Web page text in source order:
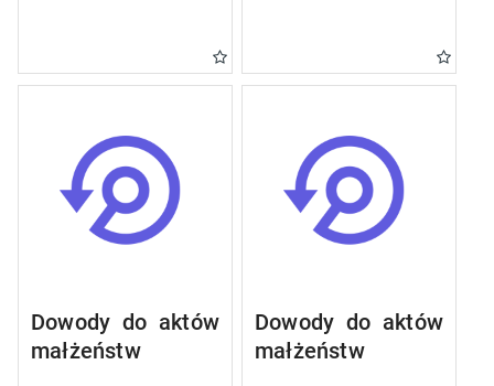
Dowody do aktów
małżeństw
Dowody do aktów
małżeństw